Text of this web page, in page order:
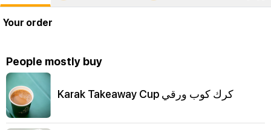
Your order
People mostly buy
Karak Takeaway Cup كرك كوب ورقي